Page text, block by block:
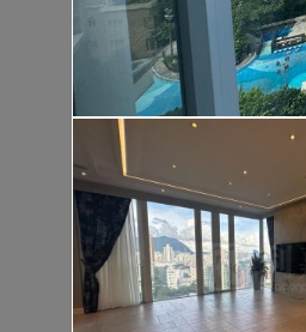
華樂豪庭
大埔 大埔頭村
建築 1400呎@$9,500
實用 --